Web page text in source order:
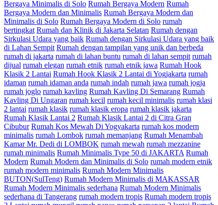
Bergaya Minimalis di Solo Rumah Bergaya Modern Rumah
Bergaya Modern dan Minimalis Rumah Bergaya Modern dan
Minimalis di Solo Rumah Bergaya Modern di Solo rumah
bertingkat Rumah dan Klinik di Jakarta Selatan Rumah dengan
Sirkulasi Udara yang baik Rumah dengan Sirkulasi Udara yang baik
di Lahan Sempit Rumah dengan tampilan yang unik dan berbeda
rumah di jakarta rumah di lahan buntu rumah di lahan sempit rumah
dijual rumah elegan rumah etnik rumah etnik jawa Rumah Hook
Klasik 2 Lantai Rumah Hook Klasik 2 Lantai di Yogjakarta rumah
idaman rumah idaman anda rumah indah rumah jawa rumah jogja
rumah joglo rumah kavling Rumah Kavling Di Semarang Rumah
Kavling Di Ungaran rumah kecil rumah kecil minimalis rumah klasi
2 lantai rumah klasik rumah klasik eropa rumah klasik jakarta
Rumah Klasik Lantai 2 Rumah Klasik Lantai 2 di Citra Gran
Cibubur Rumah Kos Mewah Di Yogyakarta rumah kos modern
minimalis rumah Lombok rumah memanjang Rumah Menambah
Kamar Mr. Dedi di LOMBOK rumah mewah rumah mezzanine
rumah minimalis Rumah Minimalis Type 50 di JAKARTA Rumah
Modern Rumah Modern dan Minimalis di Solo rumah modern etnik
rumah modern minimalis Rumah Modern Minimalis
BUTON(SulTeng) Rumah Modern Minimalis di MAKASSAR
Rumah Modern Minimalis sederhana Rumah Modern Minimalis
sederhana di Tangerang rumah modern tropis Rumah modern tropis